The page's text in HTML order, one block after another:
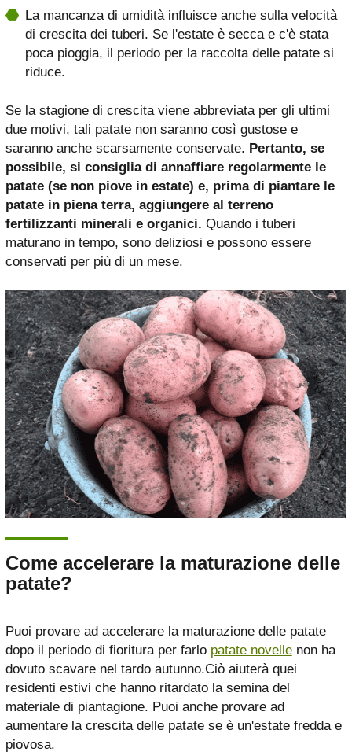
La mancanza di umidità influisce anche sulla velocità
di crescita dei tuberi. Se l'estate è secca e c'è stata
poca pioggia, il periodo per la raccolta delle patate si
riduce.
Se la stagione di crescita viene abbreviata per gli ultimi
due motivi, tali patate non saranno così gustose e
saranno anche scarsamente conservate. Pertanto, se
possibile, si consiglia di annaffiare regolarmente le
patate (se non piove in estate) e, prima di piantare le
patate in piena terra, aggiungere al terreno
fertilizzanti minerali e organici. Quando i tuberi
maturano in tempo, sono deliziosi e possono essere
conservati per più di un mese.
Come accelerare la maturazione delle
patate?
Puoi provare ad accelerare la maturazione delle patate
dopo il periodo di fioritura per farlo patate novellenon ha
dovuto scavare nel tardo autunno.Ciò aiuterà quei
residenti estivi che hanno ritardato la semina del
materiale di piantagione. Puoi anche provare ad
aumentare la crescita delle patate se è un'estate fredda e
piovosa.